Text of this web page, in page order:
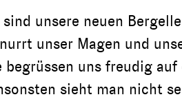
unsere neuen
unser Magen und
begrüssen uns freudig
sieht man nicht